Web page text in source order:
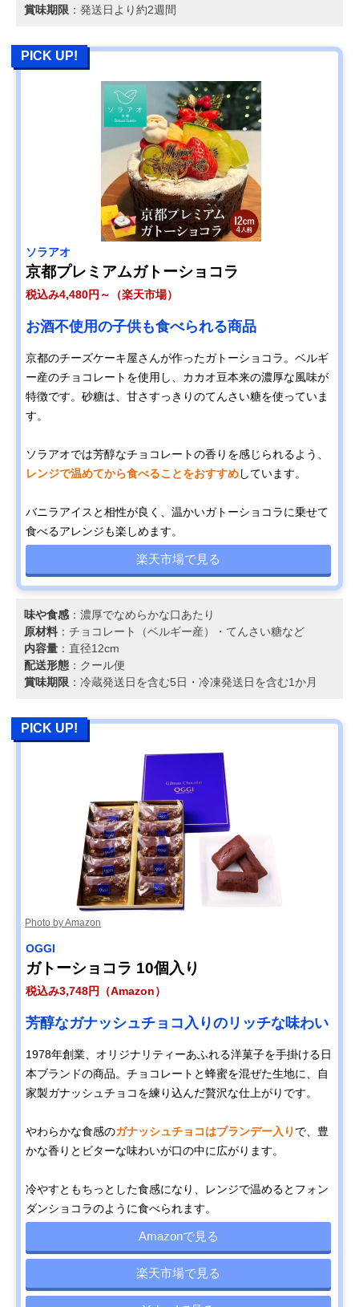
賞味期限 ：発送日より約2週間
PICK UP!
ソラアオ
京都プレミアムガトーショコラ
税込み4,480円～（楽天市場）
お酒不使用の子供も食べられる商品
京都のチーズケーキ屋さんが作ったガトーショコラ。ベルギ
ー産のチョコレートを使用し、カカオ豆本来の濃厚な風味が
特徴です。砂糖は、甘さすっきりのてんさい糖を使っていま
す。
ソラアオでは芳醇なチョコレートの香りを感じられるよう、
レンジで温めてから食べることをおすすめしています。
バニラアイスと相性が良く、温かいガトーショコラに乗せて
食べるアレンジも楽しめます。
楽天市場で見る
味や食感 ：濃厚でなめらかな口あたり
原材料 ：チョコレート（ベルギー産）・てんさい糖など
内容量 ：直径12cm
配送形態 ：クール便
賞味期限 ：冷蔵発送日を含む5日・冷凍発送日を含む1か月
PICK UP!
Photo by Amazon
OGGI
ガトーショコラ 10個入り
税込み3,748円（Amazon）
芳醇なガナッシュチョコ入りのリッチな味わい
1978年創業、オリジナリティーあふれる洋菓子を手掛ける日
本ブランドの商品。チョコレートと蜂蜜を混ぜた生地に、自
家製ガナッシュチョコを練り込んだ贅沢な仕上がりです。
やわらかな食感のガナッシュチョコはブランデー入り で、豊
かな香りとビターな味わいが口の中に広がります。
冷やすともちっとした食感になり、レンジで温めるとフォン
ダンショコラのように食べられます。
Amazonで見る
楽天市場で見る